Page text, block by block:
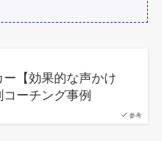
参考
ー【効果的な声かけ
ーチング事例